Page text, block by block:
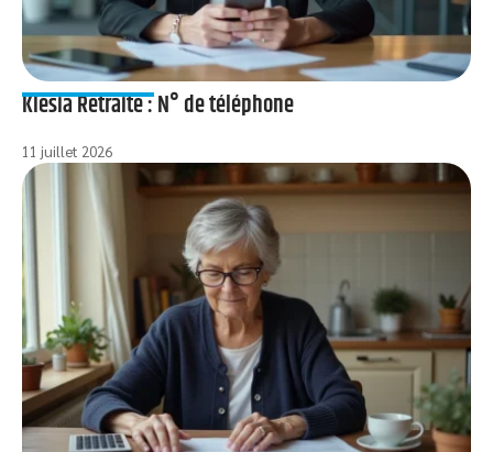
Klesia Retraite : N° de téléphone
11 juillet 2026